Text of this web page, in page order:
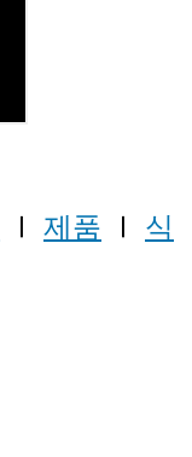
Ⅰ 제품 Ⅰ 식